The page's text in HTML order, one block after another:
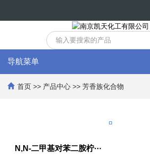
导航菜单
首页 >> 产品中心 >> 芳香族化合物
N,N-二甲基对苯二胺柠···